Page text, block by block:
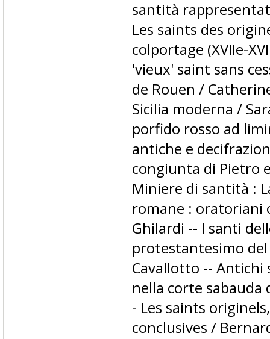
santità
Les saints des
colportage (XVIIe-
'vieux' saint sans
de Rouen /
Sicilia moderna /
porfido rosso ad
antiche e
congiunta di Pietro
Miniere di santità :
romane : oratoriani
Ghilardi -- I santi
protestantesimo del
Cavallotto -- Antichi
nella corte sabauda
- Les saints
conclusives /